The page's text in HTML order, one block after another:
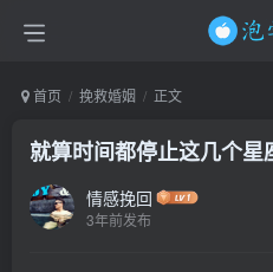
首页 挽救婚姻 正文
就算时间都停止这几个星
情感挽回
3年前发布